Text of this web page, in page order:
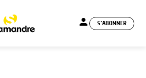
person S'ABONNER